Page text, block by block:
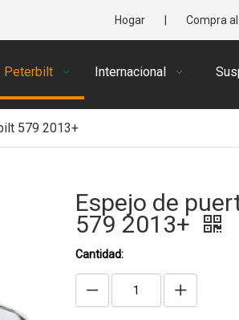
Hogar Compra
Peterbilt Internacional
579 2013+
Espejo de
579 2013+
Cantidad: